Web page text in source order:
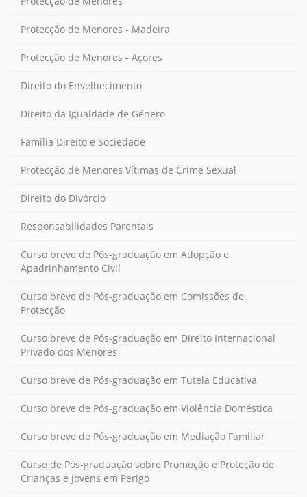
Protecção de Menores - Madeira
Protecção de Menores - Açores
Direito do Envelhecimento
Direito da Igualdade de Género
Família Direito e Sociedade
Protecção de Menores Vítimas de Crime Sexual
Direito do Divórcio
Responsabilidades Parentais
Curso breve de Pós-graduação em Adopção e
Apadrinhamento Civil
Curso breve de Pós-graduação em Comissões de
Protecção
Curso breve de Pós-graduação em Direito Internacional
Privado dos Menores
Curso breve de Pós-graduação em Tutela Educativa
Curso breve de Pós-graduação em Violência Doméstica
Curso breve de Pós-graduação em Mediação Familiar
Curso de Pós-graduação sobre Promoção e Proteção de
Crianças e Jovens em Perigo